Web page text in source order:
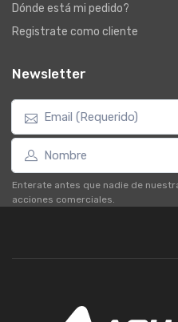
Dónde está mi pedido?
Registrate como cliente
Newsletter
Enterate antes que nadie de
acciones comerciales.